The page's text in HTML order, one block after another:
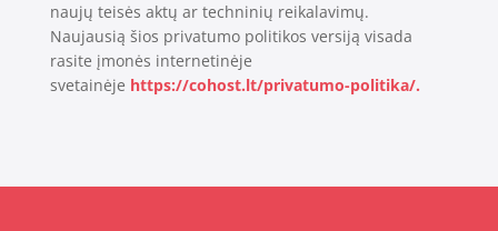
naujų teisės aktų ar techninių reikalavimų.
Naujausią šios privatumo politikos versiją visada
rasite įmonės internetinėje
svetainėje https://cohost.lt/privatumo-politika/.